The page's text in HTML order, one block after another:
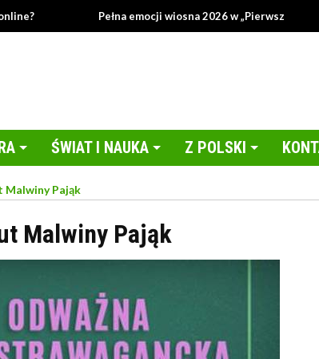
Pełna emocji wiosna 2026 w „Pierwszej miłości”!
ŚWIAT I NAUKA Z POLSKI
Malwiny Pająk
Malwiny Pająk